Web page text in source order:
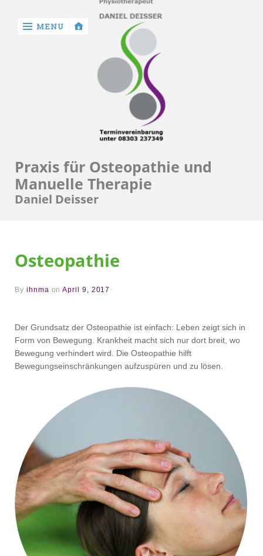
Portrait
Unsere
Gesundheit
Manuelle
Therapie
Artikel
Kontakt /
Impressum
MENU
Praxis für Osteopathie und
Manuelle Therapie
Daniel Deisser
Osteopathie
Byihnma onApril 9, 2017
Der Grundsatz der Osteopathie ist einfach: Leben zeigt sich in
Form von Bewegung. Krankheit macht sich nur dort breit, wo
Bewegung verhindert wird. Die Osteopathie hilft
Bewegungseinschränkungen aufzuspüren und zu lösen.